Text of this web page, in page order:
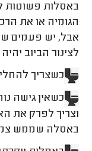
באסלות פשוטות
הגומיה או את
אבל, יש פעמים
לצינור הביוב
כשצריך
כשאין גישה
וצריך לפרק את
באסלה שממש